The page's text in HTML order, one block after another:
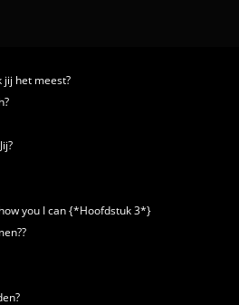
jij het meest?
you I can {*Hoofdstuk 3*}